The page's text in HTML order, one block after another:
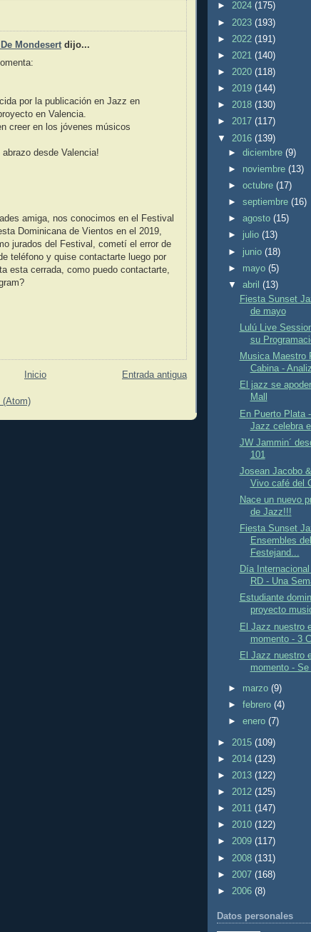
Mondesert dijo...
por la publicación en Jazz en
en Valencia.
creer en los jóvenes músicos
desde Valencia!
amiga, nos conocimos en el Festival
Dominicana de Vientos en el 2019,
jurados del Festival, cometí el error de
teléfono y quise contactarte luego por
esta cerrada, como puedo contactarte,
Entrada antigua
Inicio
(Atom)
► 2024 (175)
► 2023 (193)
► 2022 (191)
► 2021 (140)
► 2020 (118)
► 2019 (144)
► 2018 (130)
► 2017 (117)
▼ 2016 (139)
►diciembre(9)
► noviembre(13)
►octubre(17)
►septiembre(16)
►agosto(15)
► julio(13)
► junio(18)
► mayo(5)
▼abril(13)
Fiesta Sunset
de mayo
Lulú Live
su
Musica Maestro
Cabina -
El jazz se
Mall
En Puerto Plata
Jazz celebra
JW Jammin´
101
Josean Jacobo
Vivo café del
Nace un nuevo
de Jazz!!!
Fiesta Sunset
Ensembles
Festejand...
Día
RD - Una
Estudiante
proyecto
El Jazz nuestro
momento - 3
El Jazz nuestro
momento - Se
► marzo(9)
►febrero(4)
►enero(7)
► 2015 (109)
► 2014 (123)
► 2013 (122)
► 2012 (125)
► 2011 (147)
► 2010 (122)
► 2009 (117)
► 2008 (131)
► 2007 (168)
► 2006 (8)
Datos personales